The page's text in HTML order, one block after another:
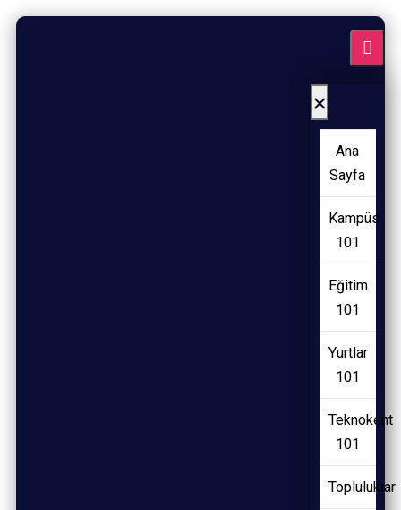
×
Ana
Sayfa
Kampüs
101
Eğitim
101
Yurtlar
101
Teknokent
101
Topluluklar